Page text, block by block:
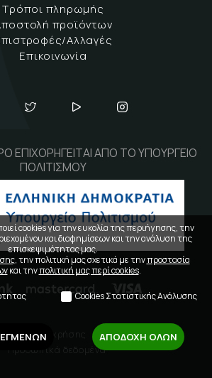
Τρόποι πληρωμής
προϊόντων
Αλλαγές
Επικοινωνία
ΕΠΙΧΟΡΗΓΕΙΤΑΙ ΑΠΟ ΤΟ ΥΠΟΥΡΓΕΙΟ
ΠΟΛΙΤΙΣΜΟΥ
Όροι χρήσης
Προσωπικά δεδομένα
cookies για την ευκολία της περιήγησης, την
και διαφημίσεων και την ανάλυση της
επισκεψιμότητας μας.
, την πολιτική μας σχετικά με τηνπροστασία
και τηνπολιτική μας περί cookies.
Cookies Στατιστικής Ανάλυσης
ΑΠΟΔΟΧΗ ΟΛΩΝ